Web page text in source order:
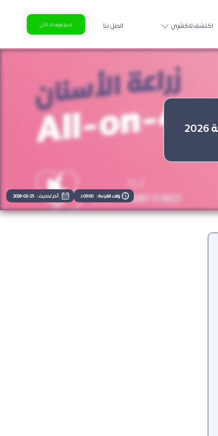
اكتشف لاكشري اتصل بنا احجز موعدك الآن
وقت القراءة : 03:00 د آخر تحديث : 2026-02-25